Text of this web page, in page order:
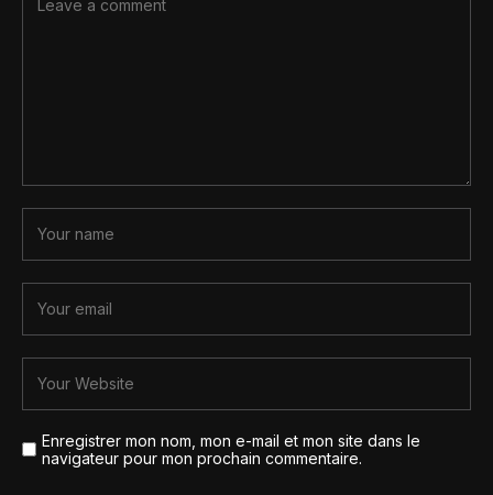
Enregistrer mon nom, mon e-mail et mon site dans le
navigateur pour mon prochain commentaire.